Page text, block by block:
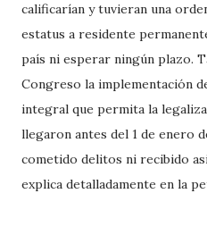
calificarían y tuvieran una
estatus a residente
país ni esperar ningún plazo.
Congreso la implementación
integral que permita la
llegaron antes del 1 de enero
cometido delitos ni recibido
explica detalladamente en la